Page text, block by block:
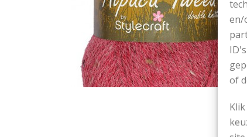
en/
of